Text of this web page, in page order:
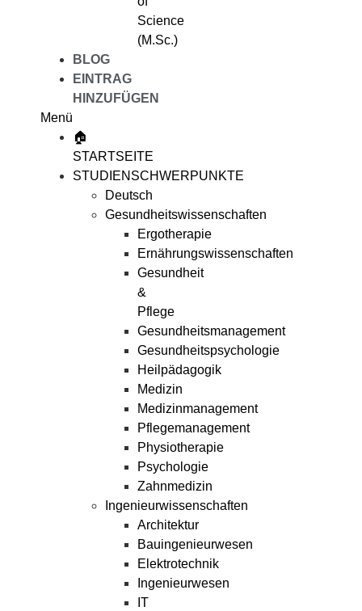
Science
(M.Sc.)
BLOG
EINTRAG
HINZUFÜGEN
Menü
🏠
STARTSEITE
STUDIENSCHWERPUNKTE
Deutsch
Gesundheitswissenschaften
Ergotherapie
Ernährungswissenschaften
Gesundheit
&
Pflege
Gesundheitsmanagement
Gesundheitspsychologie
Heilpädagogik
Medizin
Medizinmanagement
Pflegemanagement
Physiotherapie
Psychologie
Zahnmedizin
Ingenieurwissenschaften
Architektur
Bauingenieurwesen
Elektrotechnik
Ingenieurwesen
IT